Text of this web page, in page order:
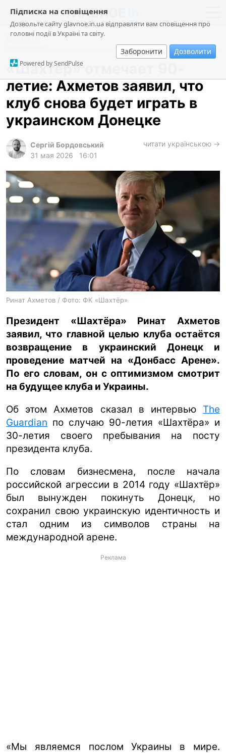
Підписка на сповіщення
Дозвольте сайту glavnoe.in.ua відправляти вам сповіщення про
головні події в Україні та світу.
Заборонити Дозволити
Powered by SendPulse
новости
о проекте
общество
происшествия
криминал
техно
харьков
архив
gambling
en
Спорт
«Шахтёр» отмечает 90-
летие: Ахметов заявил, что
клуб снова будет играть в
украинском Донецке
Сергій Бордовський
31 мая 2026
16:01
читати українською →
Ринат Ахметов / Фото: ФК «Шахтёр»
Президент «Шахтёра» Ринат Ахметов
заявил, что главной целью клуба остаётся
возвращение в украинский Донецк и
проведение матчей на «Донбасс Арене».
По его словам, он с оптимизмом смотрит
на будущее клуба и Украины.
Об этом Ахметов сказал в интервью The
Guardian по случаю 90-летия «Шахтёра» и
30-летия своего пребывания на посту
президента клуба.
По словам бизнесмена, после начала
российской агрессии в 2014 году «Шахтёр»
был вынужден покинуть Донецк, но
сохранил свою украинскую идентичность и
стал одним из символов страны на
международной арене.
Реклама
«Мы являемся послом Украины в мире.